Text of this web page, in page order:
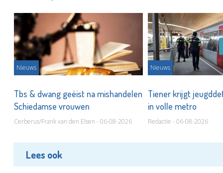
Nieuws
Tbs & dwang geëist na mishandelen
Schiedamse vrouwen
Cerberus/Frank van den Elsen - 06-08-2026
Nieuws
Tiener krijgt
in volle metro
Redactie - 06-08-2026
Lees ook